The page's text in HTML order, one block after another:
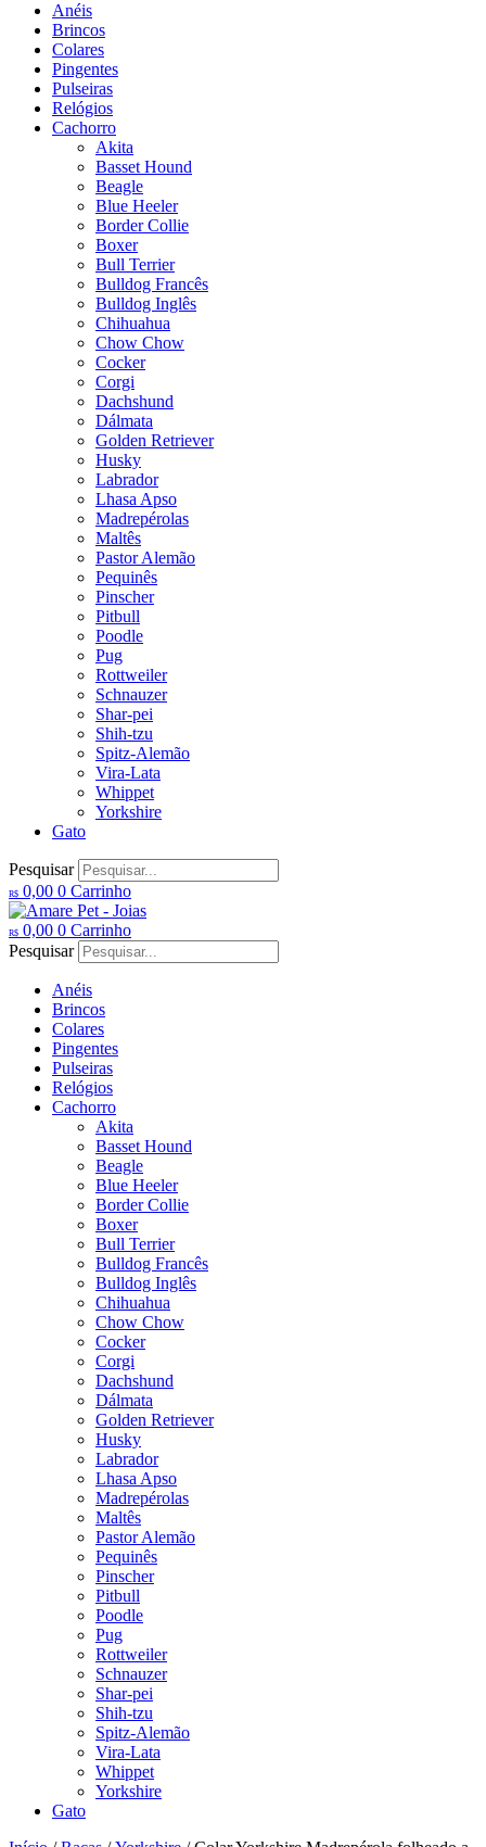
Anéis
Brincos
Colares
Pingentes
Pulseiras
Relógios
Cachorro
Akita
Basset Hound
Beagle
Blue Heeler
Border Collie
Boxer
Bull Terrier
Bulldog Francês
Bulldog Inglês
Chihuahua
Chow Chow
Cocker
Corgi
Dachshund
Dálmata
Golden Retriever
Husky
Labrador
Lhasa Apso
Madrepérolas
Maltês
Pastor Alemão
Pequinês
Pinscher
Pitbull
Poodle
Pug
Rottweiler
Schnauzer
Shar-pei
Shih-tzu
Spitz-Alemão
Vira-Lata
Whippet
Yorkshire
Gato
Pesquisar
R$ 0,00 0 Carrinho
R$ 0,00 0 Carrinho
Pesquisar
Anéis
Brincos
Colares
Pingentes
Pulseiras
Relógios
Cachorro
Akita
Basset Hound
Beagle
Blue Heeler
Border Collie
Boxer
Bull Terrier
Bulldog Francês
Bulldog Inglês
Chihuahua
Chow Chow
Cocker
Corgi
Dachshund
Dálmata
Golden Retriever
Husky
Labrador
Lhasa Apso
Madrepérolas
Maltês
Pastor Alemão
Pequinês
Pinscher
Pitbull
Poodle
Pug
Rottweiler
Schnauzer
Shar-pei
Shih-tzu
Spitz-Alemão
Vira-Lata
Whippet
Yorkshire
Gato